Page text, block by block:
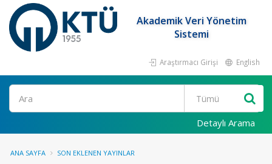
Akademik Veri Yönetim
Sistemi
Araştırmacı Girişi English
Ara
Detaylı Arama
ANA SAYFA SON EKLENEN YAYINLAR